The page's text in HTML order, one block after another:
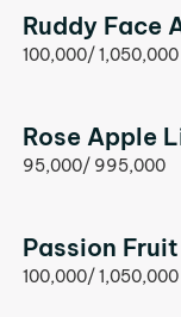
Ruddy Face
100,000/ 1,050,000
Rose Apple
95,000/ 995,000
Passion
100,000/ 1,050,000